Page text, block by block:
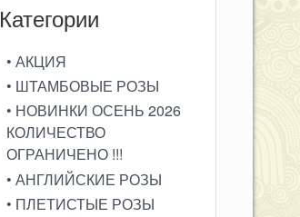
Категории
• АКЦИЯ
• ШТАМБОВЫЕ РОЗЫ
• НОВИНКИ ОСЕНЬ 2026
КОЛИЧЕСТВО
ОГРАНИЧЕНО !!!
• АНГЛИЙСКИЕ РОЗЫ
• ПЛЕТИСТЫЕ РОЗЫ